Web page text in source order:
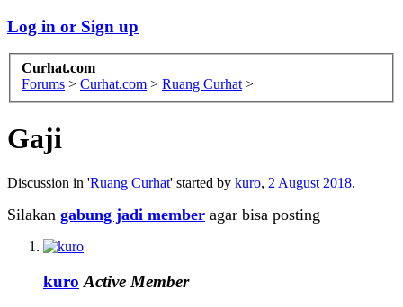
Log in or Sign up
Curhat.com
Forums > Curhat.com > Ruang Curhat >
Gaji
Discussion in 'Ruang Curhat' started by kuro, 2 August 2018.
Silakan gabung jadi member agar bisa posting
kuro Active Member